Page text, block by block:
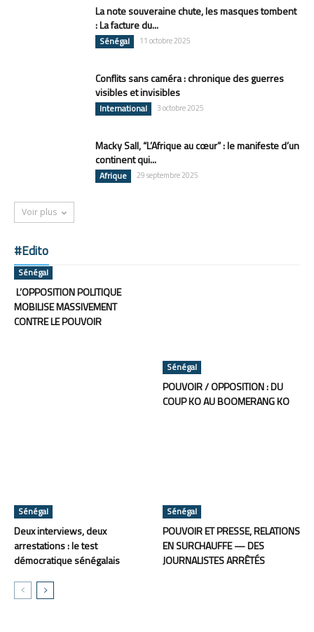
La note souveraine chute, les masques tombent
: La facture du...
Sénégal 11 octobre 2025
Conflits sans caméra : chronique des guerres
visibles et invisibles
International 3 octobre 2025
Macky Sall, “L’Afrique au cœur” : le manifeste d’un
continent qui...
Afrique 29 septembre 2025
Voir plus
#Edito
Sénégal
L’OPPOSITION POLITIQUE
MOBILISE MASSIVEMENT
CONTRE LE POUVOIR
Sénégal
POUVOIR / OPPOSITION : DU
COUP KO AU BOOMERANG KO
Sénégal
Deux interviews, deux
arrestations : le test
démocratique sénégalais
Sénégal
POUVOIR ET PRESSE, RELATIONS
EN SURCHAUFFE — DES
JOURNALISTES ARRÊTÉS